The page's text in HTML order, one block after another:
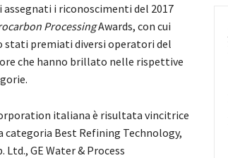
i riconoscimenti del 2017
ProcessingAwards, con cui
stati premiati diversi operatori del
che hanno brillato nelle rispettive
italiana è risultata vincitrice
categoria Best Refining Technology,
GE Water & Process